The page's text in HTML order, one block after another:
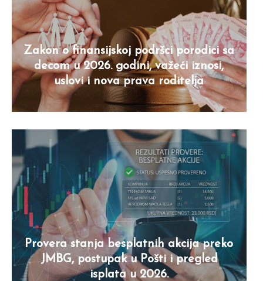
Zakon o finansijskoj podršci porodici sa
decom u 2026. godini, važeći iznosi,
uslovi i nova prava roditelja
Provera stanja besplatnih akcija preko
JMBG, postupak u Pošti i pregled
isplata u 2026.